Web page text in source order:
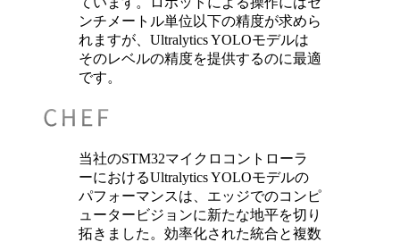
ンチメートル単位以下の精度が求めら
れますが、Ultralytics YOLOモデルは
そのレベルの精度を提供するのに最適
です。
当社のSTM32マイクロコントローラ
ーにおけるUltralytics YOLOモデルの
パフォーマンスは、エッジでのコンピ
ュータービジョンに新たな地平を切り
拓きました。効率化された統合と複数